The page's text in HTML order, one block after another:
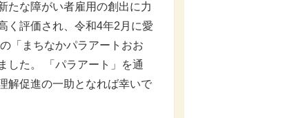
たな障がい者雇用の創出に力
く評価され、令和4年2月に愛
「まちなかパラアートおお
した。 「パラアート」を通
解促進の一助となれば幸いで